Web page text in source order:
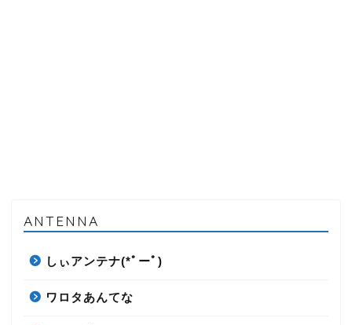
ANTENNA
しぃアンテナ(*ﾟーﾟ)
ワロタあんてな